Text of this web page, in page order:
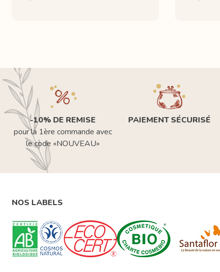
-10% DE REMISE
pour la 1ère commande avec
le code «NOUVEAU»
PAIEMENT SÉCURISÉ
NOS LABELS